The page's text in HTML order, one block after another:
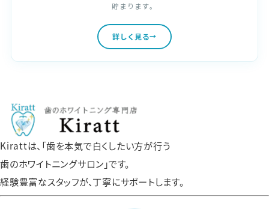
貯まります。
詳しく見る
Kirattは、「歯を本気で白くしたい方が行う
歯のホワイトニングサロン」です。
経験豊富なスタッフが、丁寧にサポートします。